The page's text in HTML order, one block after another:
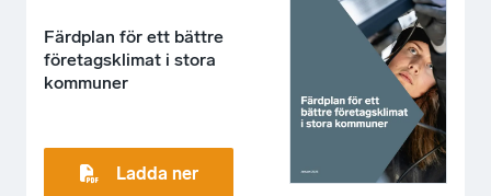
Färdplan för ett bättre
företagsklimat i stora
kommuner
Ladda ner